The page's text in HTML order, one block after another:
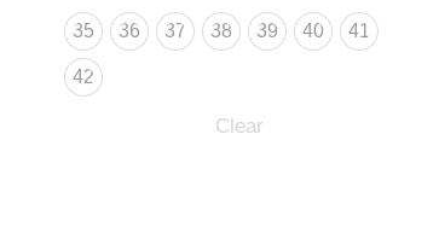
35 36 37 38 39 40 41
42
Clear